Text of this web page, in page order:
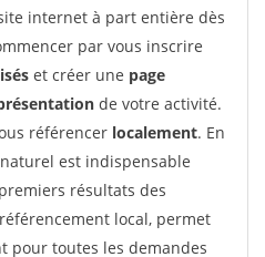
internet à part entière dès
par vous inscrire
et créer une page
de votre activité.
référencer localement. En
est indispensable
résultats des
local, permet
pour toutes les demandes